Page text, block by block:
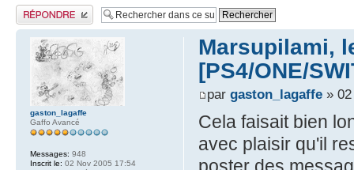
Publier une réponse
Marsupilami,
[PS4/ONE/
par gaston_lagaffe» 02
Cela faisait bien
avec plaisir qu'il
gaston_lagaffe
Gaffo Avancé
Messages: 948
Inscrit le: 02 Nov 2005 17:54